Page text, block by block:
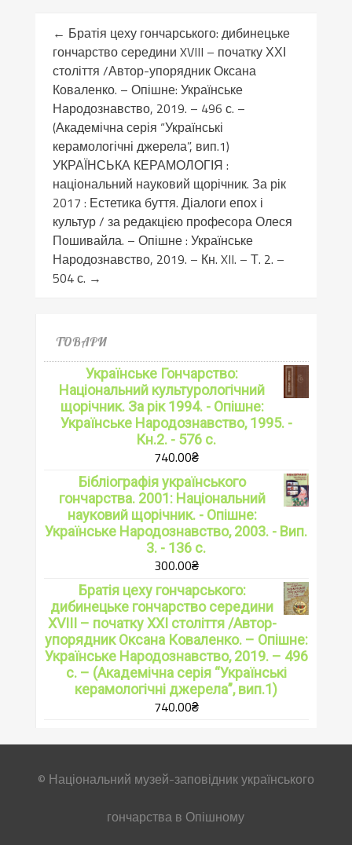
← Братія цеху гончарського: дибинецьке
гончарство середини XVIII – початку ХХІ
століття /Автор-упорядник Оксана
Коваленко. – Опішне: Українське
Народознавство, 2019. – 496 с. –
(Академічна серія “Українські
керамологічні джерела”, вип.1)
УКРАЇНСЬКА КЕРАМОЛОГІЯ :
національний науковий щорічник. За рік
2017 : Естетика буття. Діалоги епох і
культур / за редакцією професора Олеся
Пошивайла. – Опішне : Українське
Народознавство, 2019. – Кн. XII. – Т. 2. –
504 с. →
ТОВАРИ
Українське Гончарство:
Національний культурологічний
щорічник. За рік 1994. - Опішне:
Українське Народознавство, 1995. -
Кн.2. - 576 с.
740.00₴
Бібліографія українського
гончарства. 2001: Національний
науковий щорічник. - Опішне:
Українське Народознавство, 2003. - Вип.
3. - 136 с.
300.00₴
Братія цеху гончарського:
дибинецьке гончарство середини
XVIII – початку ХХІ століття /Автор-
упорядник Оксана Коваленко. – Опішне:
Українське Народознавство, 2019. – 496
с. – (Академічна серія “Українські
керамологічні джерела”, вип.1)
740.00₴
© Національний музей-заповідник українського
гончарства в Опішному